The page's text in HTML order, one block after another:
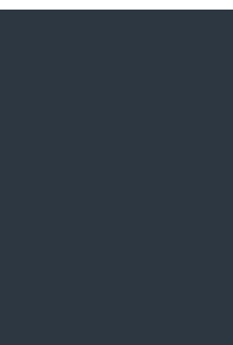
Accessa får du alltid ett